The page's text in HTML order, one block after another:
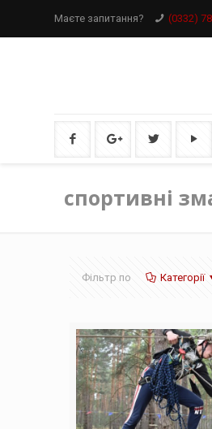
Маєте запитання? (0332)
спортивні
Фільтр по Категорії